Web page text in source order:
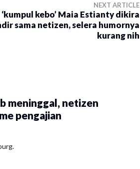
NEXT ARTICLE
kebo’ Maia Estianty dikira
sama netizen, selera humornya
kurang nih
meninggal, netizen
pengajian